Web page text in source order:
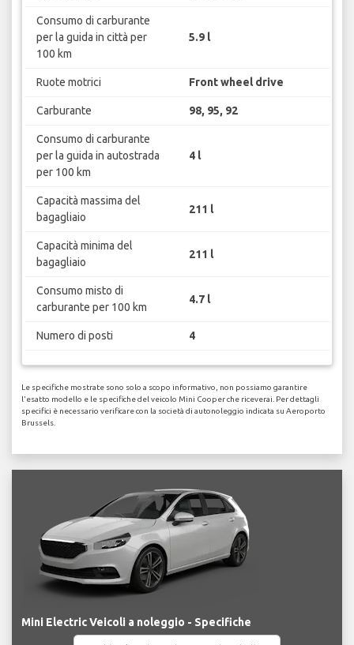
Consumo di carburante
per la guida in città per
100 km
5.9 l
Ruote motrici Front wheel drive
Carburante 98, 95, 92
Consumo di carburante
per la guida in autostrada
per 100 km
4 l
Capacità massima del
bagagliaio
211 l
Capacità minima del
bagagliaio
211 l
Consumo misto di
carburante per 100 km
4.7 l
Numero di posti 4
Le specifiche mostrate sono solo a scopo informativo, non possiamo garantire
l'esatto modello e le specifiche del veicolo Mini Cooper che riceverai. Per dettagli
specifici è necessario verificare con la società di autonoleggio indicata su Aeroporto
Brussels.
Mini Electric Veicoli a noleggio - Specifiche